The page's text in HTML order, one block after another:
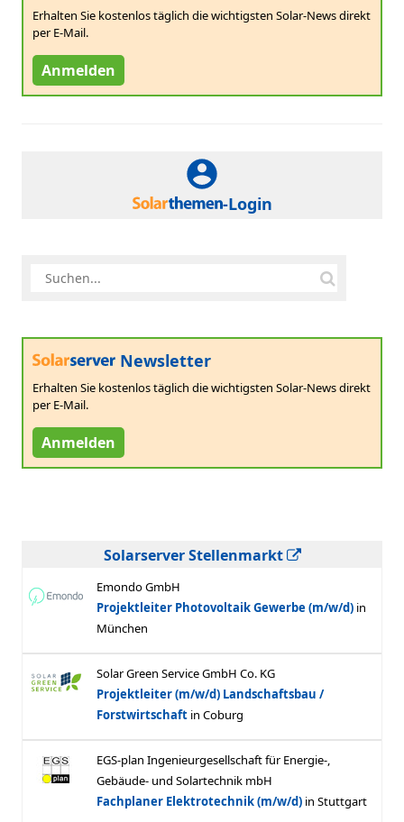
Erhalten Sie kostenlos täglich die wichtigsten Solar-News direkt
per E-Mail.
Anmelden
-Login
Newsletter
Erhalten Sie kostenlos täglich die wichtigsten Solar-News direkt
per E-Mail.
Anmelden
Solarserver Stellenmarkt